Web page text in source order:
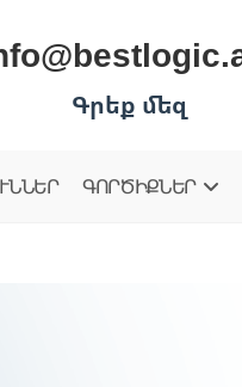
Գրեք մեզ
ԳՈՐԾԻՔՆԵՐ